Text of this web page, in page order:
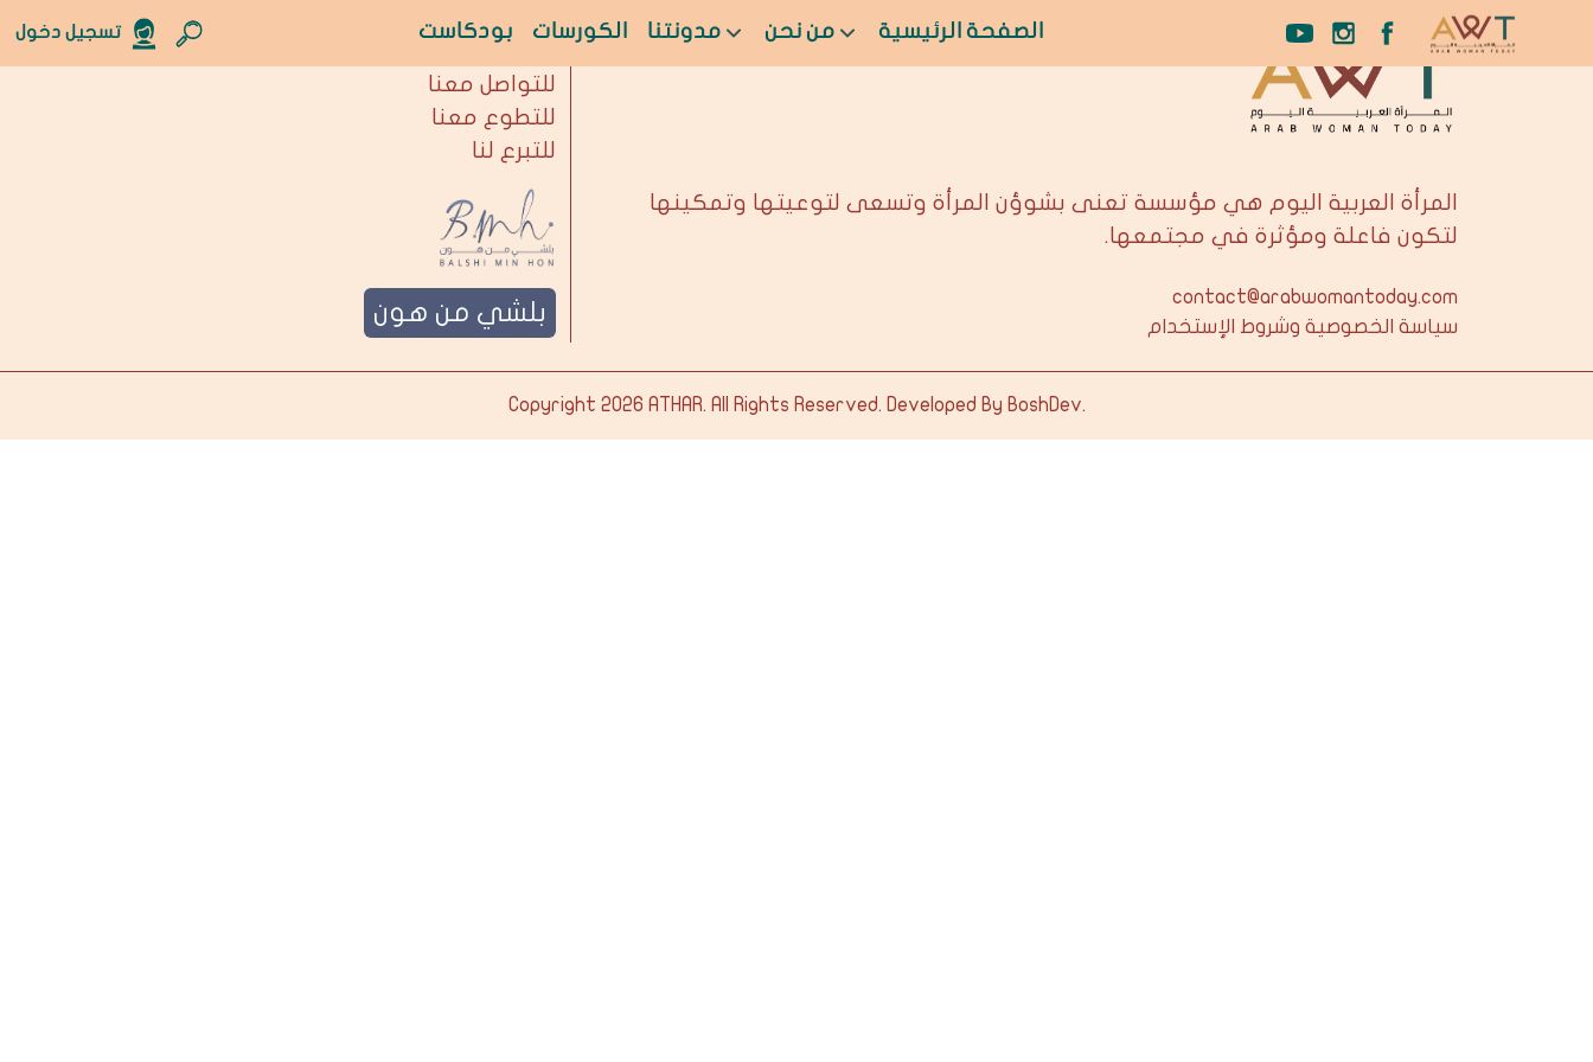
الصفحة الرئيسية من نحن مدونتنا الكورسات بودكاست تسجيل دخول
المرأة العربية اليوم هي مؤسسة تعنى بشوؤن المرأة وتسعى لتوعيتها وتمكينها
لتكون فاعلة ومؤثرة في مجتمعها.
contact@arabwomantoday.com
سياسة الخصوصية وشروط الإستخدام
للتواصل معنا
للتطوع معنا
للتبرع لنا
بلشي من هون
Copyright 2026 ATHAR. All Rights Reserved. Developed By BoshDev.